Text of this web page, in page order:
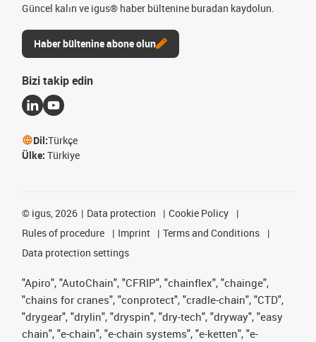
Güncel kalın ve igus® haber bültenine buradan kaydolun.
Haber bültenine abone olun
Bizi takip edin
Dil:Türkçe
Ülke: Türkiye
© igus, 2026 Data protection
Cookie Policy
Rules of procedure
Imprint
Terms and Conditions
Data protection settings
"Apiro", "AutoChain", "CFRIP", "chainflex", "chainge",
"chains for cranes", "conprotect", "cradle-chain", "CTD",
"drygear", "drylin", "dryspin", "dry-tech", "dryway", "easy
chain", "e-chain", "e-chain systems", "e-ketten", "e-